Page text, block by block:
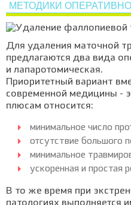
МЕТОДИКИ
Для удаления маточной
предлагаются два вида
и лапаротомическая.
Приоритетный вариант
современной медицины -
плюсам относится:
минимальное число
отсутствие большого
минимальное
ускоренная и простая
В то же время при